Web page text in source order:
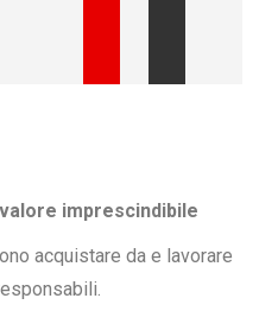
imprescindibile
acquistare da e lavorare